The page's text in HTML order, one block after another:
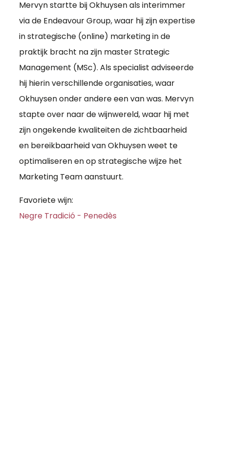
Mervyn startte bij Okhuysen als interimmer
via de Endeavour Group, waar hij zijn expertise
in strategische (online) marketing in de
praktijk bracht na zijn master Strategic
Management (MSc). Als specialist adviseerde
hij hierin verschillende organisaties, waar
Okhuysen onder andere een van was. Mervyn
stapte over naar de wijnwereld, waar hij met
zijn ongekende kwaliteiten de zichtbaarheid
en bereikbaarheid van Okhuysen weet te
optimaliseren en op strategische wijze het
Marketing Team aanstuurt.
Favoriete wijn:
Negre Tradició - Penedès